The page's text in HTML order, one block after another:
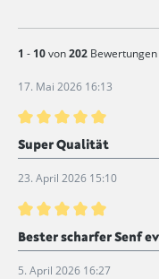
1 - 10von202 Bewertungen
17. Mai 2026 16:13
Bewertung mit 5 von 5
Super Qualität
23. April 2026 15:10
Bewertung mit 5 von 5
Bester scharfer Senf
5. April 2026 16:27